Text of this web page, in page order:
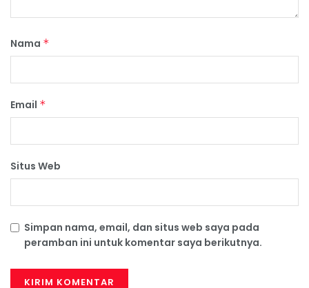
Nama *
Email *
Situs Web
Simpan nama, email, dan situs web saya pada
peramban ini untuk komentar saya berikutnya.